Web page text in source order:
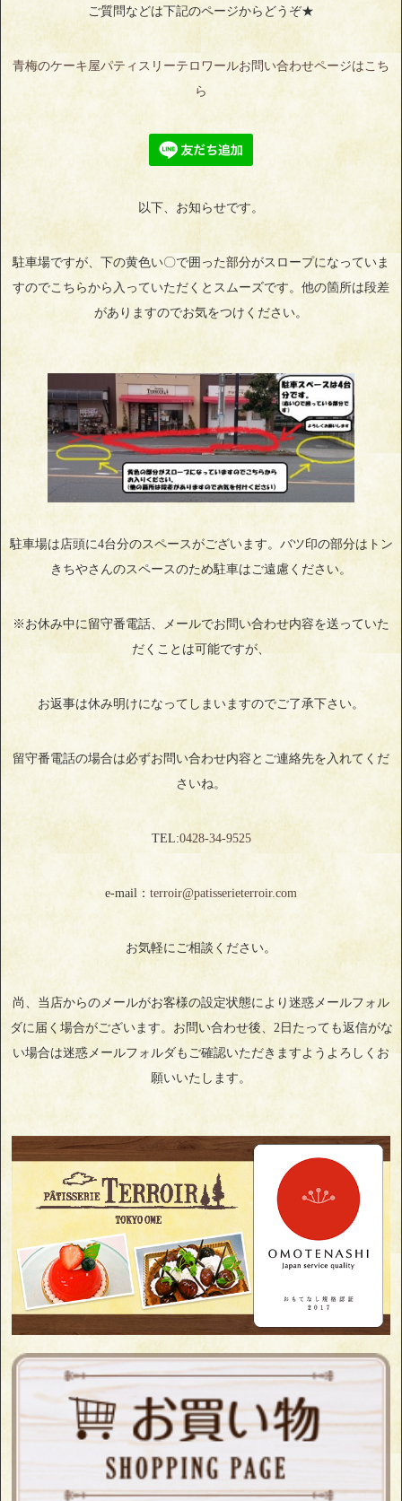
ご質問などは下記のページからどうぞ★
青梅のケーキ屋パティスリーテロワールお問い合わせページはこち
ら
以下、お知らせです。
駐車場ですが、下の黄色い〇で囲った部分がスロープになっていま
すのでこちらから入っていただくとスムーズです。他の箇所は段差
がありますのでお気をつけください。
駐車場は店頭に4台分のスペースがございます。バツ印の部分はトン
きちやさんのスペースのため駐車はご遠慮ください。
※お休み中に留守番電話、メールでお問い合わせ内容を送っていた
だくことは可能ですが、
お返事は休み明けになってしまいますのでご了承下さい。
留守番電話の場合は必ずお問い合わせ内容とご連絡先を入れてくだ
さいね。
TEL:0428‐34‐9525
e-mail： terroir@patisserieterroir.com
お気軽にご相談ください。
尚、当店からのメールがお客様の設定状態により迷惑メールフォル
ダに届く場合がございます。お問い合わせ後、2日たっても返信がな
い場合は迷惑メールフォルダもご確認いただきますようよろしくお
願いいたします。